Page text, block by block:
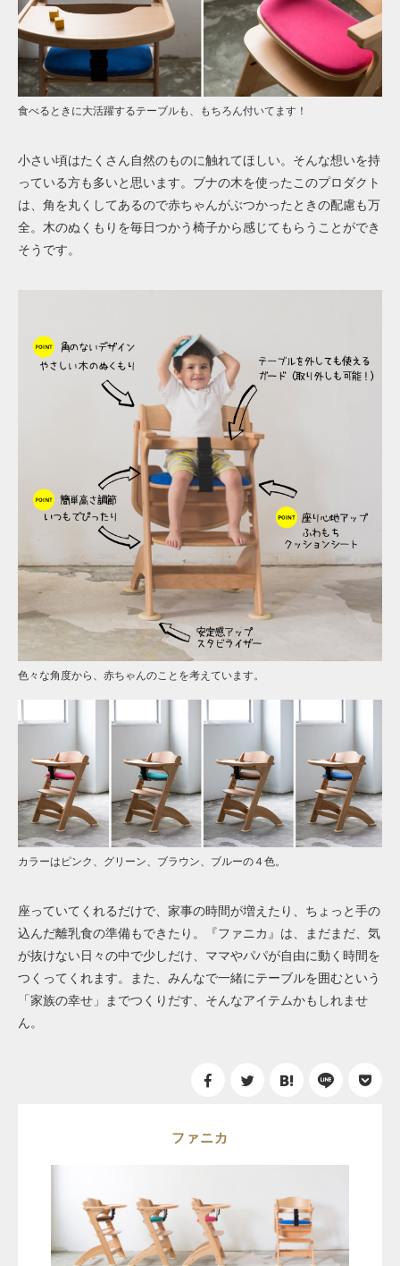
食べるときに大活躍するテーブルも、もちろん付いてます！
小さい頃はたくさん自然のものに触れてほしい。そんな想いを持
っている方も多いと思います。ブナの木を使ったこのプロダクト
は、角を丸くしてあるので赤ちゃんがぶつかったときの配慮も万
全。木のぬくもりを毎日つかう椅子から感じてもらうことができ
そうです。
色々な角度から、赤ちゃんのことを考えています。
カラーはピンク、グリーン、ブラウン、ブルーの４色。
座っていてくれるだけで、家事の時間が増えたり、ちょっと手の
込んだ離乳食の準備もできたり。『ファニカ』は、まだまだ、気
が抜けない日々の中で少しだけ、ママやパパが自由に動く時間を
つくってくれます。また、みんなで一緒にテーブルを囲むという
「家族の幸せ」までつくりだす、そんなアイテムかもしれませ
ん。
ファニカ